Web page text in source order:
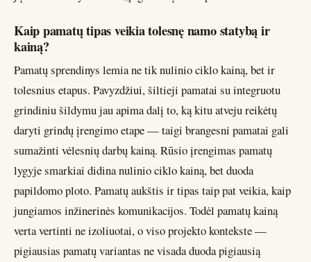
Kaip pamatų tipas veikia tolesnę namo statybą ir
kainą?
Pamatų sprendinys lemia ne tik nulinio ciklo kainą, bet ir
tolesnius etapus. Pavyzdžiui, šiltieji pamatai su integruotu
grindiniu šildymu jau apima dalį to, ką kitu atveju reikėtų
daryti grindų įrengimo etape — taigi brangesni pamatai gali
sumažinti vėlesnių darbų kainą. Rūsio įrengimas pamatų
lygyje smarkiai didina nulinio ciklo kainą, bet duoda
papildomo ploto. Pamatų aukštis ir tipas taip pat veikia, kaip
jungiamos inžinerinės komunikacijos. Todėl pamatų kainą
verta vertinti ne izoliuotai, o viso projekto kontekste —
pigiausias pamatų variantas ne visada duoda pigiausią